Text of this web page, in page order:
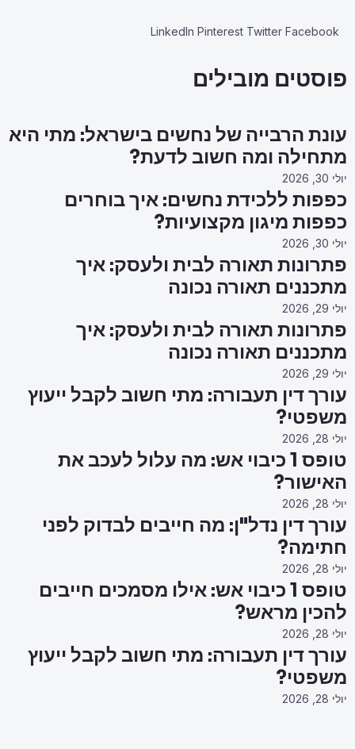
Facebook
Twitter
Pinterest
LinkedIn
פוסטים מובילים
עונת הרבייה של נחשים בישראל: מתי היא
מתחילה ומה חשוב לדעת?
יולי 30, 2026
כפפות ללכידת נחשים: איך בוחרים
כפפות מיגון מקצועיות?
יולי 30, 2026
פתרונות תאורה לבית ולעסק: איך
מתכננים תאורה נכונה
יולי 29, 2026
פתרונות תאורה לבית ולעסק: איך
מתכננים תאורה נכונה
יולי 29, 2026
עורך דין תעבורה: מתי חשוב לקבל ייעוץ
משפטי?
יולי 28, 2026
טופס 1 כיבוי אש: מה עלול לעכב את
האישור?
יולי 28, 2026
עורך דין נדל"ן: מה חייבים לבדוק לפני
חתימה?
יולי 28, 2026
טופס 1 כיבוי אש: אילו מסמכים חייבים
להכין מראש?
יולי 28, 2026
עורך דין תעבורה: מתי חשוב לקבל ייעוץ
משפטי?
יולי 28, 2026